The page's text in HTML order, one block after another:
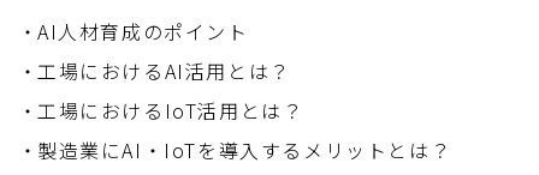
AI人材育成のポイント
工場におけるAI活用とは？
工場におけるIoT活用とは？
製造業にAI・IoTを導入するメリットとは？